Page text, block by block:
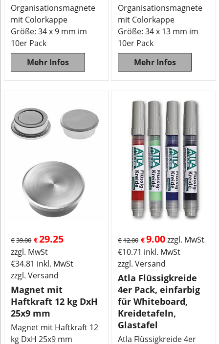
Organisationsmagnete
mit Colorkappe
Größe: 34 x 9 mm im
10er Pack
Mehr Infos
Organisationsmagnete
mit Colorkappe
Größe: 34 x 13 mm im
10er Pack
Mehr Infos
€39.00 €29.25
zzgl. MwSt
€34.81 inkl. MwSt
zzgl. Versand
Magnet mit
Haftkraft 12 kg DxH
25x9 mm
Magnet mit Haftkraft 12
kg DxH 25x9 mm
€12.00 €9.00zzgl. MwSt
€10.71 inkl. MwSt
zzgl. Versand
Atla Flüssigkreide
4er Pack, einfarbig
für Whiteboard,
Kreidetafeln,
Glastafel
Atla Flüssigkreide 4er